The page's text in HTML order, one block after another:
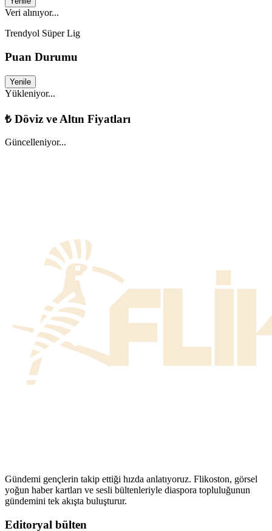
Veri alınıyor...
Trendyol Süper Lig
Puan Durumu
Yenile
Yükleniyor...
₺ Döviz ve Altın Fiyatları
Güncelleniyor...
Gündemi gençlerin takip ettiği hızda anlatıyoruz. Flikoston, görsel
yoğun haber kartları ve sesli bültenleriyle diaspora topluluğunun
gündemini tek akışta buluşturur.
Editoryal bülten